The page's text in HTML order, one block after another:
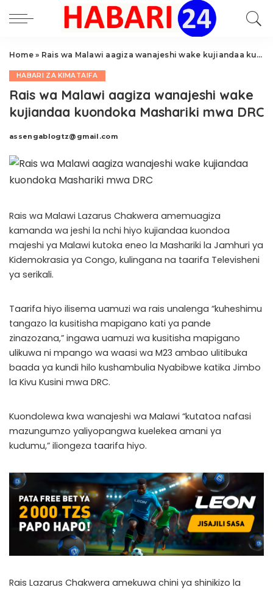
Home» Rais wa Malawi aagiza wanajeshi wake kujiandaa kuondoka Mashariki mwa DRC
HABARI ZA KIMATAIFA
Rais wa Malawi aagiza wanajeshi wake
kujiandaa kuondoka Mashariki mwa DRC
Posted
assengablogtz@gmail.com
Rais wa Malawi Lazarus Chakwera amemuagiza
kamanda wa jeshi la nchi hiyo kujiandaa kuondoa
majeshi ya Malawi kutoka eneo la Mashariki la Jamhuri ya
Kidemokrasia ya Congo, kulingana na taarifa Televisheni
ya serikali.
Taarifa hiyo ilisema uamuzi wa rais unalenga “kuheshimu
tangazo la kusitisha mapigano kati ya pande
zinazozana,” ingawa uamuzi wa kusitisha mapigano
ulikuwa ni mpango wa waasi wa M23 ambao ulitibuka
baada ya kundi hilo kushambulia Nyabibwe katika Jimbo
la Kivu Kusini mwa DRC.
Kuondolewa kwa wanajeshi wa Malawi “kutatoa nafasi
mazungumzo yaliyopangwa kuelekea amani ya
kudumu,” iliongeza taarifa hiyo.
Rais Lazarus Chakwera amekuwa chini ya shinikizo la